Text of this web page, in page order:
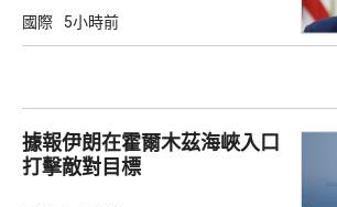
國際 5小時前
據報伊朗在霍爾木茲海峽入口
打擊敵對目標